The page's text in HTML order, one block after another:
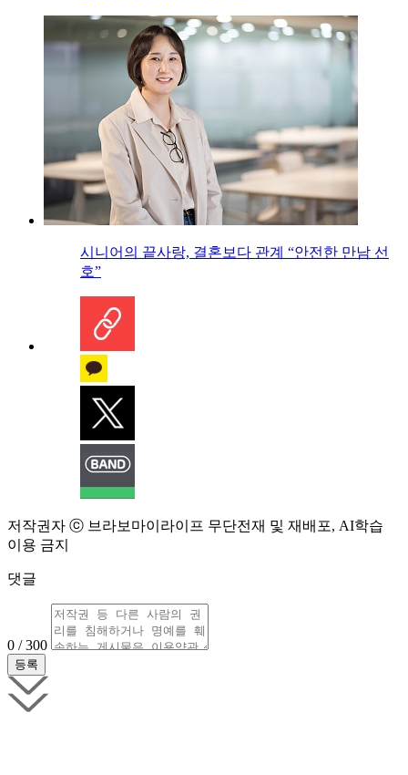
시니어의 끝사랑, 결혼보다 관계 “안전한 만남 선
호”
저작권자 ⓒ 브라보마이라이프 무단전재 및 재배포, AI학습
이용 금지
댓글
0 / 300